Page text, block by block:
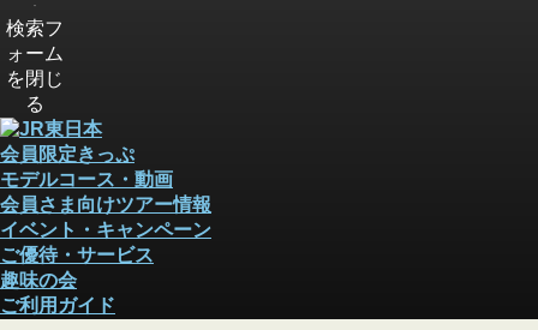
検索フ
ォーム
を閉じ
る
会員限定きっぷ
モデルコース・動画
会員さま向けツアー情報
イベント・キャンペーン
ご優待・サービス
趣味の会
ご利用ガイド